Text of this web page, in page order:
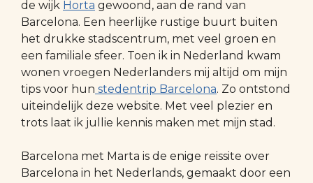
de wijk Horta gewoond, aan de rand van
Barcelona. Een heerlijke rustige buurt buiten
het drukke stadscentrum, met veel groen en
een familiale sfeer. Toen ik in Nederland kwam
wonen vroegen Nederlanders mij altijd om mijn
tips voor hun stedentrip Barcelona. Zo ontstond
uiteindelijk deze website. Met veel plezier en
trots laat ik jullie kennis maken met mijn stad.
Barcelona met Marta is de enige reissite over
Barcelona in het Nederlands, gemaakt door een